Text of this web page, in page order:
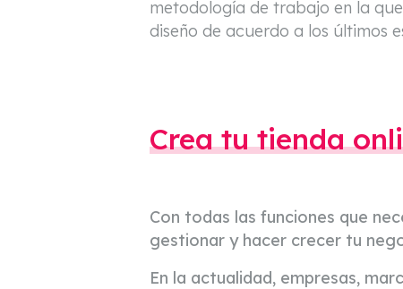
metodología de trabajo en la
diseño de acuerdo a los últimos
Crea tu tienda
Con todas las funciones que
gestionar y hacer crecer tu
En la actualidad, empresas,